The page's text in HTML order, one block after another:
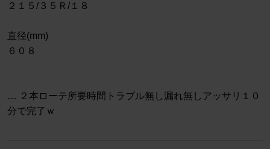
２１５/３５Ｒ/１８
直径(mm)
６０８
… ２本ローテ所要時間トラブル無し漏れ無しアッサリ１０
分で完了ｗ